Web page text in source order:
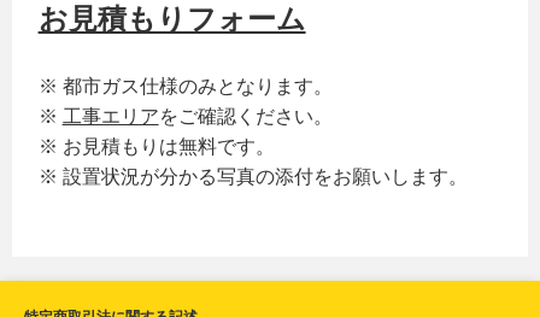
お見積もりフォーム
※ 都市ガス仕様のみとなります。
※ 工事エリアをご確認ください。
※ お見積もりは無料です。
※ 設置状況が分かる写真の添付をお願いします。